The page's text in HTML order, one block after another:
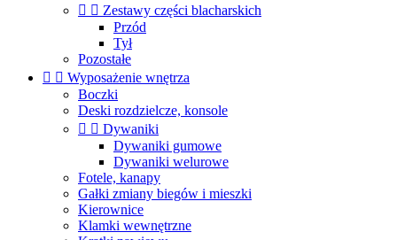
  Zestawy części blacharskich
Przód
Tył
Pozostałe
  Wyposażenie wnętrza
Boczki
Deski rozdzielcze, konsole
  Dywaniki
Dywaniki gumowe
Dywaniki welurowe
Fotele, kanapy
Gałki zmiany biegów i mieszki
Kierownice
Klamki wewnętrzne